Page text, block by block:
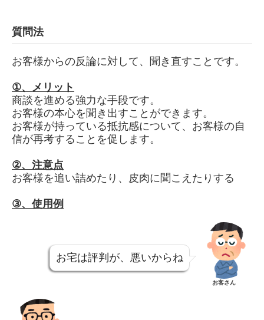
質問法
お客様からの反論に対して、聞き直すことです。
①、 メリット
商談を進める強力な手段です。
お客様の本心を聞き出すことができます。
お客様が持っている抵抗感について、お客様の自
信が再考することを促します。
②、 注意点
お客様を追い詰めたり、皮肉に聞こえたりする
③、 使用例
お宅は評判が、悪いからね
お客さん